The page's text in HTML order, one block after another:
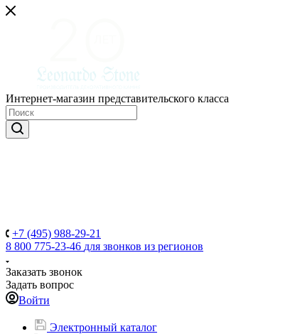
Интернет-магазин представительского класса
+7 (495) 988-29-21
8 800 775-23-46 для звонков из регионов
Заказать звонок
Задать вопрос
Войти
Электронный каталог